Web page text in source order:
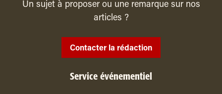
Un sujet à proposer ou une remarque sur nos
articles ?
Contacter la rédaction
Service événementiel